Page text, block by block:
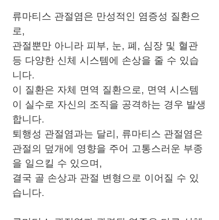
류마티스 관절염은 만성적인 염증성 질환으
로,
관절뿐만 아니라 피부, 눈, 폐, 심장 및 혈관
등 다양한 신체 시스템에 손상을 줄 수 있습
니다.
이 질환은 자체 면역 질환으로, 면역 시스템
이 실수로 자신의 조직을 공격하는 경우 발생
합니다.
퇴행성 관절염과는 달리, 류마티스 관절염은
관절의 덮개에 영향을 주어 고통스러운 부종
을 일으킬 수 있으며,
결국 골 손상과 관절 변형으로 이어질 수 있
습니다.